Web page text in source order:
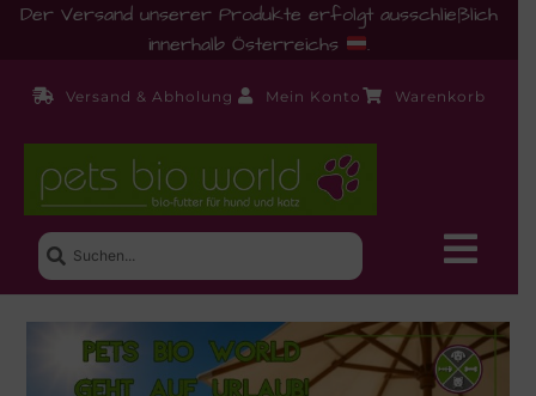
Der Versand unserer Produkte erfolgt ausschließlich
innerhalb Österreichs
.
Versand & Abholung Mein Konto Warenkorb
Neue Produkte
Shop